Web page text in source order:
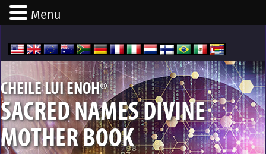
CHEILE LUI ENOH®
SACRED NAMES DIVINE
MOTHER BOOK
Menu